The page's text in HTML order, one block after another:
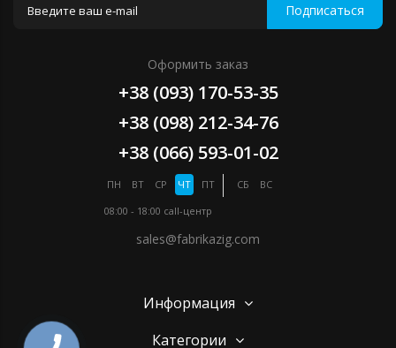
Подписаться
Оформить заказ
+38 (093) 170-53-35
+38 (098) 212-34-76
+38 (066) 593-01-02
ПН ВТ СР ЧТ ПТ СБ
ВС
08:00 - 18:00 call-центр
sales@fabrikazig.com
Информация
Категории